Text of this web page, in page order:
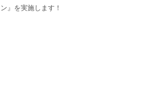
』を実施します！